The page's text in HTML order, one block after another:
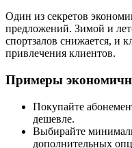
Один из секретов
предложений. Зимой и
спортзалов снижается, и
привлечения клиентов.
Примеры
Покупайте
дешевле.
Выбирайте
дополнительных